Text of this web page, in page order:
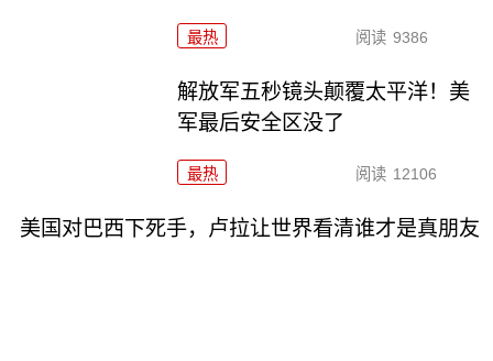
最热 阅读 9386
解放军五秒镜头颠覆太平洋！美
军最后安全区没了
最热 阅读 12106
美国对巴西下死手，卢拉让世界看清谁才是真朋友